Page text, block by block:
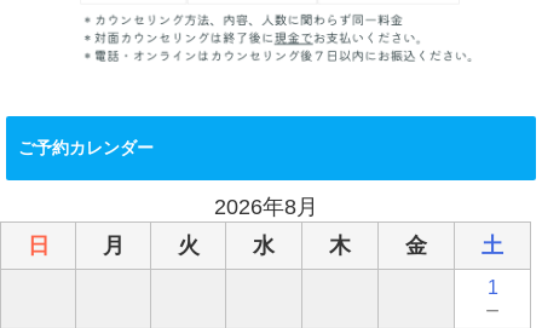
ご予約カレンダー
2026年8月
日
月 火 水 木 金 土
1
－